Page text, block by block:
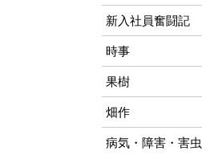
新入社員奮闘記
時事
果樹
畑作
病気・障害・害虫